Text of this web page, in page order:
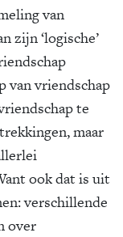
van
zijn ‘logische’
van vriendschap
te
maar
ook dat is uit
verschillende
over